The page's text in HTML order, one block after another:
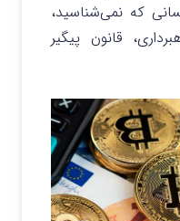
که نمی‌شناسید،
قانون پیگیر